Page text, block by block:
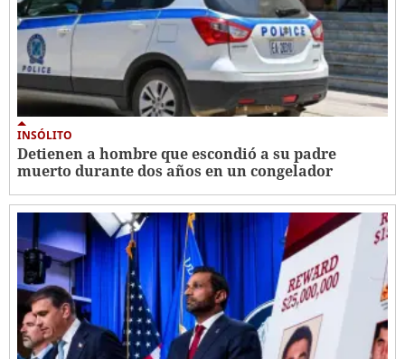
INSÓLITO
Detienen a hombre que escondió a su padre
muerto durante dos años en un congelador